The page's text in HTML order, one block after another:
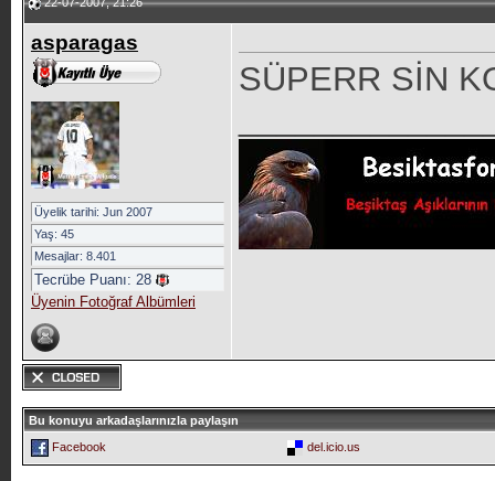
asparagas
Üyelik tarihi: Jun 2007
Yaş: 45
Mesajlar: 8.401
Tecrübe Puanı: 28
Üyenin Fotoğraf Albümleri
SÜPERR SİN
Bu konuyu arkadaşlarınızla paylaşın
Facebook
del.icio.us